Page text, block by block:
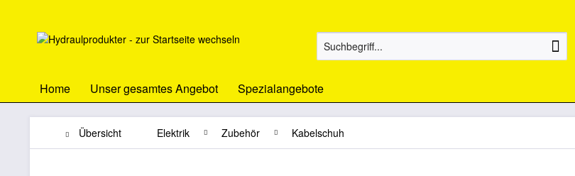
Home Unser gesamtes Angebot Spezialangebote
Übersicht Elektrik Zubehör Kabelschuh